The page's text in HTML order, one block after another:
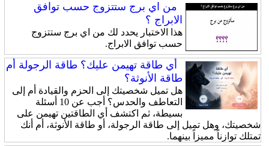
من اي برج ستتزوج حسب توافق
الابراج ؟
هذا الاختبار يحدد لك من اي برج ستتزوج
حسب توافق الابراج.
أي طاقة تهيمن عليك؟ طاقة الرجولة أم
طاقة الأنوثة؟
هل تميل شخصيتك إلى الحزم والقيادة أم إلى
التعاطف والحدس؟ أجب عن 10 أسئلة
بسيطة، ثم اكتشف أي الطاقتين تهيمن على
شخصيتك، وهل تميل إلى طاقة الرجولة، أو طاقة الأنوثة، أم أنك
تمتلك توازناً مميزاً بينهما.